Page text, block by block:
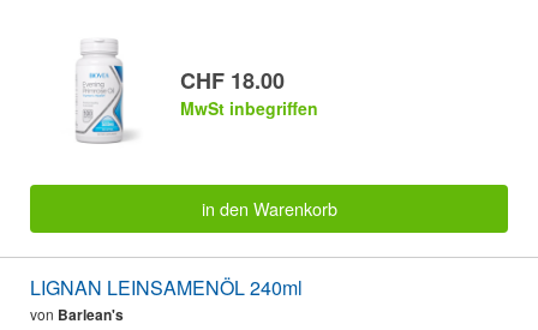
CHF 18.00
MwSt inbegriffen
in den Warenkorb
LIGNAN LEINSAMENÖL 240ml
von Barlean's